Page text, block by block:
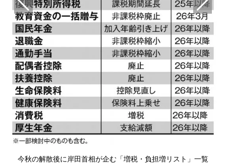
今秋の解散後に岸田首相が企む「増税・負担増リスト」一覧